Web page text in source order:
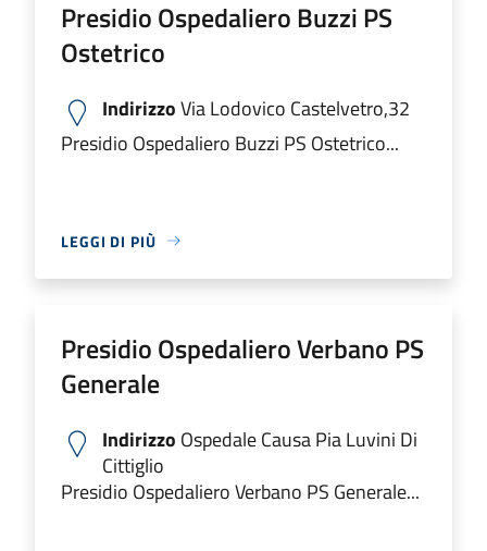
Presidio Ospedaliero Buzzi PS
Ostetrico
IndirizzoVia Lodovico Castelvetro,32
Presidio Ospedaliero Buzzi PS Ostetrico...
LEGGI DI PIÙ
Presidio Ospedaliero Verbano PS
Generale
Indirizzo Ospedale Causa Pia Luvini Di
Cittiglio
Presidio Ospedaliero Verbano PS Generale...